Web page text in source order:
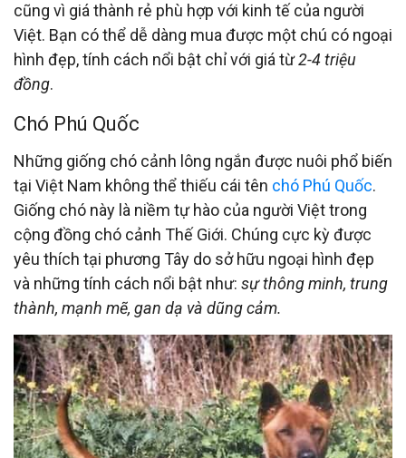
cũng vì giá thành rẻ phù hợp với kinh tế của người
Việt. Bạn có thể dễ dàng mua được một chú có ngoại
hình đẹp, tính cách nổi bật chỉ với giá từ2-4 triệu
đồng.
Chó Phú Quốc
Những giống chó cảnh lông ngắn được nuôi phổ biến
tại Việt Nam không thể thiếu cái tên chó Phú Quốc.
Giống chó này là niềm tự hào của người Việt trong
cộng đồng chó cảnh Thế Giới. Chúng cực kỳ được
yêu thích tại phương Tây do sở hữu ngoại hình đẹp
và những tính cách nổi bật như: sự thông minh, trung
thành, mạnh mẽ, gan dạ và dũng cảm.